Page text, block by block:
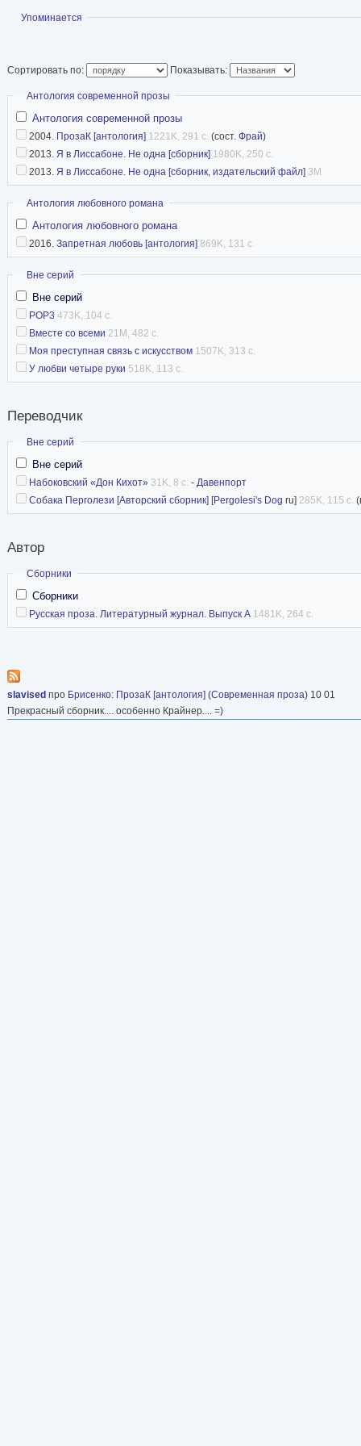
Дебютировала в литературе публикациями
«Вавилон» (1996) и «Митин журнал» (1997),
публикации в журналах и альманахах
берег», «Новая юность», «Урал», «Воздух»,
Википедия
Показать
Упоминается
Сортировать по: Показывать:
Скрыть
Антология современной прозы
Антология современной прозы
2004. ПрозаК [антология] 1221K, 291 с. (сост. Фрай)
2013. Я в Лиссабоне. Не одна [сборник] 1980K, 250 с.
2013. Я в Лиссабоне. Не одна [сборник, издательский файл] 3M
Скрыть
Антология любовного романа
Антология любовного романа
2016. Запретная любовь [антология] 869K, 131 с.
Скрыть
Вне серий
Вне серий
POP3 473K, 104 с.
Вместе со всеми 21M, 482 с.
Моя преступная связь с искусством 1507K, 313 с.
У любви четыре руки 518K, 113 с.
Переводчик
Скрыть
Вне серий
Вне серий
Набоковский «Дон Кихот» 31K, 8 с. - Давенпорт
Собака Перголези [Авторский сборник] [Pergolesi's Dog ru] 285K, 115 с.
Автор
Скрыть
Сборники
Сборники
Русская проза. Литературный журнал. Выпуск А 1481K, 264 с.
slavised про Брисенко: ПрозаК [антология] (Современная проза) 10 01
Прекрасный сборник.... особенно Крайнер.... =)